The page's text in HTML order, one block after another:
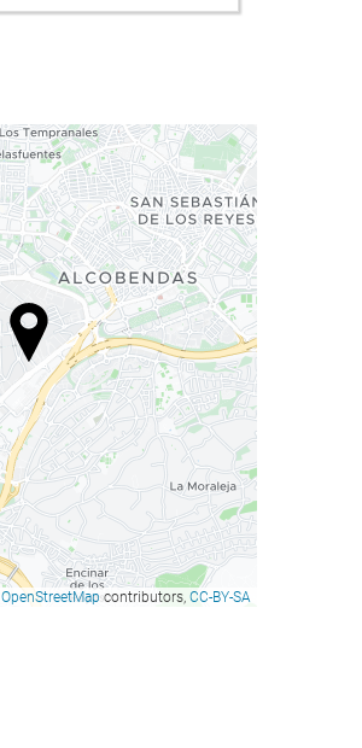
OpenStreetMapcontributors, CC-BY-SA